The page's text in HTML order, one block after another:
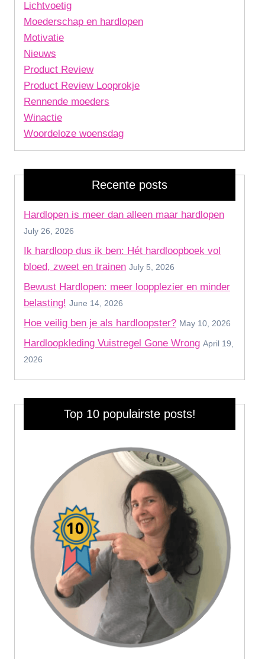
Lichtvoetig
Moederschap en hardlopen
Motivatie
Nieuws
Product Review
Product Review Looprokje
Rennende moeders
Winactie
Woordeloze woensdag
Recente posts
Hardlopen is meer dan alleen maar hardlopen
July 26, 2026
Ik hardloop dus ik ben: Hét hardloopboek vol
bloed, zweet en trainen July 5, 2026
Bewust Hardlopen: meer loopplezier en minder
belasting! June 14, 2026
Hoe veilig ben je als hardloopster? May 10, 2026
Hardloopkleding Vuistregel Gone Wrong April 19,
2026
Top 10 populairste posts!